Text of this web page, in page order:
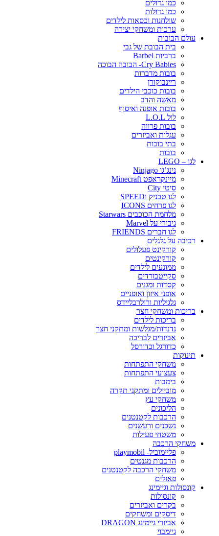
כמו גדולים
כמו גדולות
שולחנות וכסאות לילדים
ערכות ומשחקי יצירה
עולם הבובות
בית הבובת של גבי
ברביות Barbei
Cry Babies- הבובה הבוכה
בובות מדברות
ריינבוקורן
בובות כוכבי הילדים
מאשה והדב
בובות אופנה ואיסוף
לול L.O.L
בובות פרווה
עגלות ואביזרים
בתי בובות
בובות
לגו – LEGO
נינג’גו Ninjago
מיינקראפט Minecraft
סיטי City
לגו טכניק וSPEED
לגו פרחים ICONS
מלחמת הכוכבים Starwars
גיבורי על Marvel
לגו חברים FRIENDS
רכיבה על גלגלים
קורקינט פעלולים
קורקינטים
ממונעים לילדים
סקייטבורדים
קסדות ומגנים
אופני איזון ואופניים
גלגיליות ורולרבליידס
בריכות ומשחקי חצר
בריכות לילדים
נדנדות/מגלשות ומתקני חצר
אביזרים לבריכה
כדורגל וכדורסל
תינוקות
משחקי התפתחות
צעצועי התפתחות
בימבות
מוביילים ומתקני תקרה
משחקי עץ
הליכונים
הרכבות לקטנטנים
נשכנים ורעשנים
משטחי פעילות
משחקי הרכבה
פליימוביל- playmobil
הרכבות מגנטים
משחקי הרכבה לקטנטנים
פאזלים
קונסולות וגיימינג
קונסולות
בקרים ואביזרים
דיסקים ומשחקים
אביזרי גיימינג DRAGON
גיימבוי